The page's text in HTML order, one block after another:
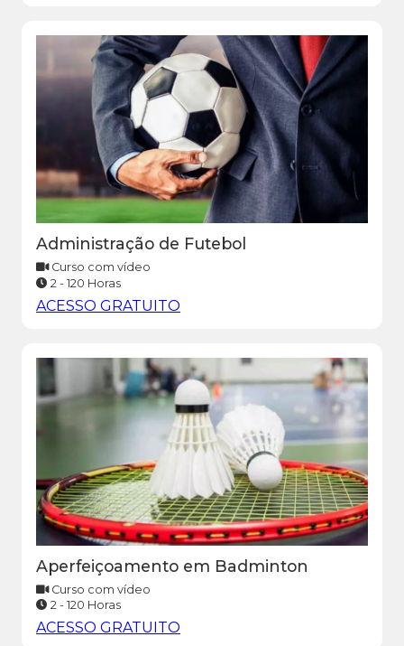
Administração de Futebol
Curso com vídeo
2 - 120 Horas
ACESSO GRATUITO
Aperfeiçoamento em Badminton
Curso com vídeo
2 - 120 Horas
ACESSO GRATUITO